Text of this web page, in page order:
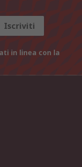
Iscriviti
in linea con la